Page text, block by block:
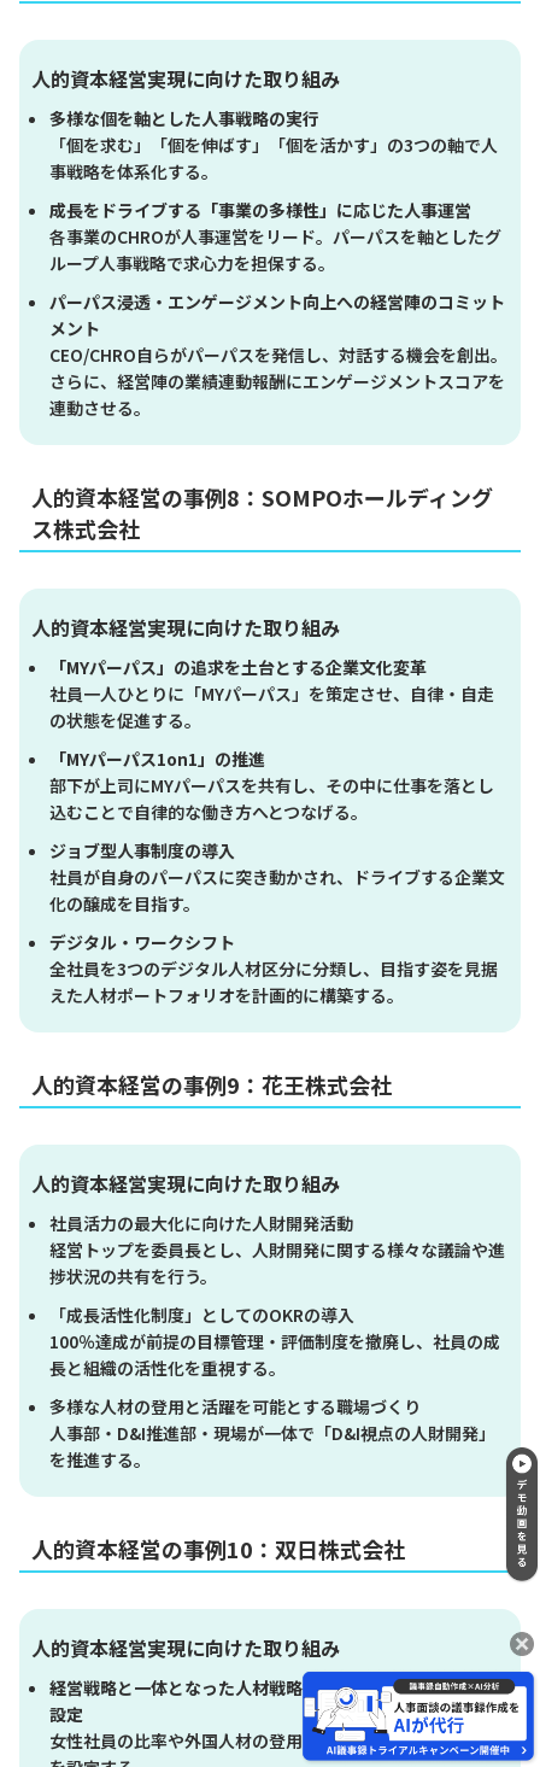
人的資本経営実現に向けた取り組み
多様な個を軸とした人事戦略の実行
「個を求む」「個を伸ばす」「個を活かす」の3つの軸で人
事戦略を体系化する。
成長をドライブする「事業の多様性」に応じた人事運営
各事業のCHROが人事運営をリード。パーパスを軸としたグ
ループ人事戦略で求心力を担保する。
パーパス浸透・エンゲージメント向上への経営陣のコミット
メント
CEO/CHRO自らがパーパスを発信し、対話する機会を創出。
さらに、経営陣の業績連動報酬にエンゲージメントスコアを
連動させる。
人的資本経営の事例8：SOMPOホールディング
ス株式会社
人的資本経営実現に向けた取り組み
「MYパーパス」の追求を土台とする企業文化変革
社員一人ひとりに「MYパーパス」を策定させ、自律・自走
の状態を促進する。
「MYパーパス1on1」の推進
部下が上司にMYパーパスを共有し、その中に仕事を落とし
込むことで自律的な働き方へとつなげる。
ジョブ型人事制度の導入
社員が自身のパーパスに突き動かされ、ドライブする企業文
化の醸成を目指す。
デジタル・ワークシフト
全社員を3つのデジタル人材区分に分類し、目指す姿を見据
えた人材ポートフォリオを計画的に構築する。
人的資本経営の事例9：花王株式会社
人的資本経営実現に向けた取り組み
社員活力の最大化に向けた人財開発活動
経営トップを委員長とし、人財開発に関する様々な議論や進
捗状況の共有を行う。
「成長活性化制度」としてのOKRの導入
100％達成が前提の目標管理・評価制度を撤廃し、社員の成
長と組織の活性化を重視する。
多様な人材の登用と活躍を可能とする職場づくり
人事部・D&I推進部・現場が一体で「D&I視点の人財開発」
を推進する。
人的資本経営の事例10：双日株式会社
人的資本経営実現に向けた取り組み
経営戦略と一体となった人材戦略推進のため「人材KPI」を
設定
女性社員の比率や外国人材の登用など、多様性を活かすKPI